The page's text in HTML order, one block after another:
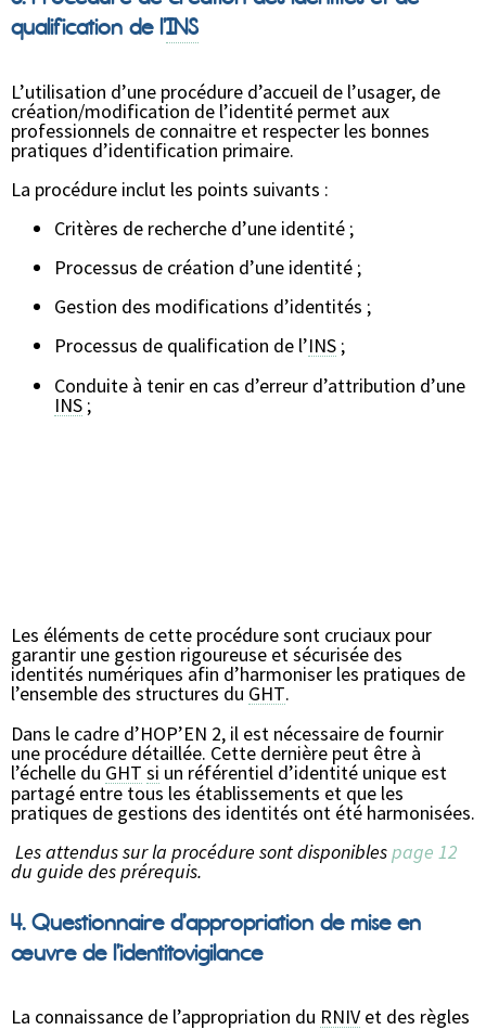
qualification de l’INS
L’utilisation d’une procédure d’accueil de l’usager, de
création/modification de l’identité permet aux
professionnels de connaitre et respecter les bonnes
pratiques d’identification primaire.
La procédure inclut les points suivants :
Critères de recherche d’une identité ;
Processus de création d’une identité ;
Gestion des modifications d’identités ;
Processus de qualification de l’INS ;
Conduite à tenir en cas d’erreur d’attribution d’une
INS ;
Les éléments de cette procédure sont cruciaux pour
garantir une gestion rigoureuse et sécurisée des
identités numériques afin d’harmoniser les pratiques de
l’ensemble des structures du GHT.
Dans le cadre d’HOP’EN 2, il est nécessaire de fournir
une procédure détaillée. Cette dernière peut être à
l’échelle du GHT si un référentiel d’identité unique est
partagé entre tous les établissements et que les
pratiques de gestions des identités ont été harmonisées.
Les attendus sur la procédure sont disponiblespage 12
du guide des prérequis.
4. Questionnaire d’appropriation de mise en
œuvre de l’identitovigilance
La connaissance de l’appropriation du RNIVet des règles